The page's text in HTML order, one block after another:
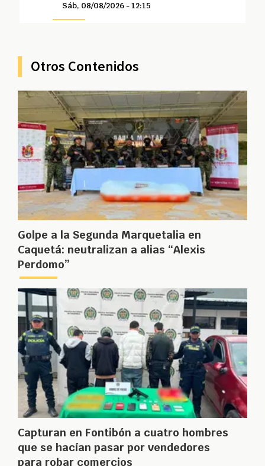
Sáb, 08/08/2026 - 12:15
Otros Contenidos
Golpe a la Segunda Marquetalia en
Caquetá: neutralizan a alias “Alexis
Perdomo”
Capturan en Fontibón a cuatro hombres
que se hacían pasar por vendedores
para robar comercios